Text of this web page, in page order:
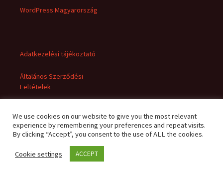
WordPress Magyarország
Adatkezelési tájékoztató
Általános Szerződési
Feltételek
Adatkezelési tájékoztató Büszke üzemeltető: WordPress
We use cookies on our website to give you the most relevant
experience by remembering your preferences and repeat visits.
By clicking “Accept”, you consent to the use of ALL the cookies.
Cookie settings ACCEPT